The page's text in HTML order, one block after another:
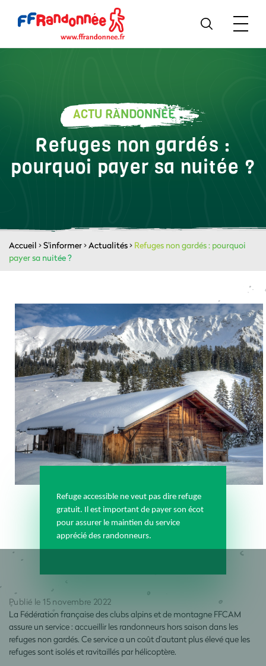
ACTU RANDONNÉE
Refuges non gardés :
pourquoi payer sa nuitée ?
Accueil >S'informer>Actualités> Refuges non gardés : pourquoi
payer sa nuitée ?
Refuge accessible ne veut pas dire refuge
gratuit.
Il est important de payer sonécot
pour assurer le maintien du service
apprécié des randonneurs.
Publié le 15 novembre 2022
La Fédération française des clubs alpins et de montagne FFCAM
assure un service : accueillir les randonneurs hors saison dans les
refuges non gardés. Ce service a un coût d’autant plus élevé que les
refuges sont isolés et ravitaillés par hélicoptère.